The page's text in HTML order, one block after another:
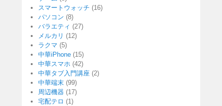
スマートウォッチ (16)
パソコン (8)
バラエティ (27)
メルカリ (12)
ラクマ (5)
中華iPhone (15)
中華スマホ (42)
中華タブ入門講座 (2)
中華端末 (99)
周辺機器 (17)
宅配テロ (1)